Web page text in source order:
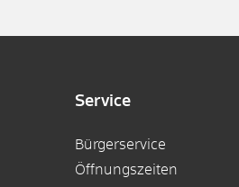
Service
Bürgerservice
Öffnungszeiten